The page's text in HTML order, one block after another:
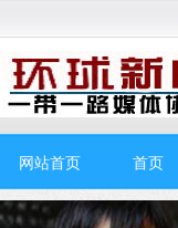
网站首页 首页